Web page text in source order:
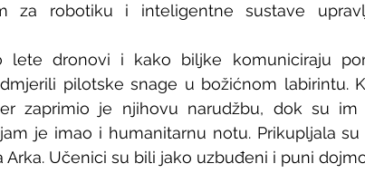
za robotiku i inteligentne sustave
lete dronovi i kako biljke komuniciraju
pilotske snage u božićnom labirintu.
zaprimio je njihovu narudžbu, dok su im
je imao i humanitarnu notu. Prikupljala su
Učenici su bili jako uzbuđeni i puni